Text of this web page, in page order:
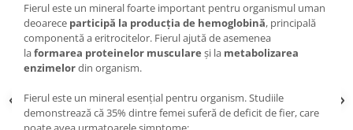
Fierul este un mineral foarte important pentru organismul uman
deoarece participă la producția de hemoglobină, principală
componentă a eritrocitelor. Fierul ajută de asemenea
laformarea proteinelor musculare și la metabolizarea
enzimelordin organism.
Fierul este un mineral esențial pentru organism. Studiile
demonstrează că 35% dintre femei suferă de deficit de fier, care